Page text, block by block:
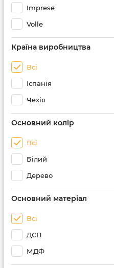
Imprese
Volle
Країна виробництва
Всі
Іспанія
Чехія
Основний колір
Всі
Білий
Дерево
Основний матеріал
Всі
ДСП
МДФ